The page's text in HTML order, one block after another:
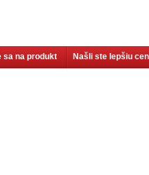
sa na produkt Našli ste lepšiu